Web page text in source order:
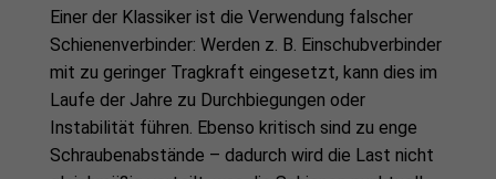
Einer der Klassiker ist die Verwendung falscher
Schienenverbinder: Werden z. B. Einschubverbinder
mit zu geringer Tragkraft eingesetzt, kann dies im
Laufe der Jahre zu Durchbiegungen oder
Instabilität führen. Ebenso kritisch sind zu enge
Schraubenabstände – dadurch wird die Last nicht